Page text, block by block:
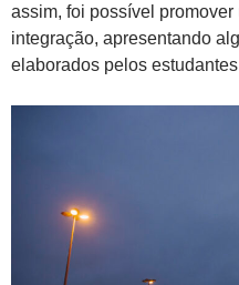
assim, foi possível
integração, apresentando
elaborados pelos